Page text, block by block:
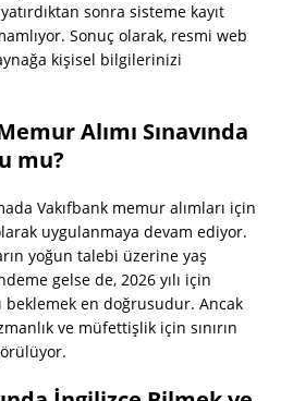
sonra sisteme kayıt
Sonuç olarak, resmi web
kişisel bilgilerinizi
Alımı Sınavında
mu?
Vakıfbank memur alımları için
uygulanmaya devam ediyor.
yoğun talebi üzerine yaş
gelse de, 2026 yılı için
beklemek en doğrusudur. Ancak
ve müfettişlik için sınırın